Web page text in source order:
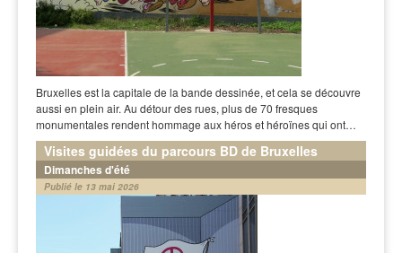
Bruxelles est la capitale de la bande dessinée, et cela se découvre
aussi en plein air. Au détour des rues, plus de 70 fresques
monumentales rendent hommage aux héros et héroïnes qui ont…
Visites guidées du parcours BD de Bruxelles
Dimanches d'été
Publié le 13 mai 2026